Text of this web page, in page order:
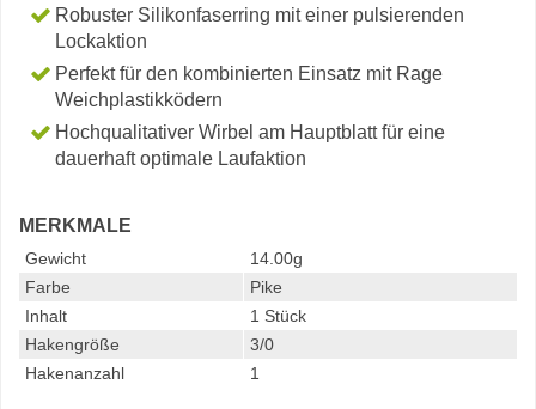
Robuster Silikonfaserring mit einer pulsierenden
Lockaktion
Perfekt für den kombinierten Einsatz mit Rage
Weichplastikködern
Hochqualitativer Wirbel am Hauptblatt für eine
dauerhaft optimale Laufaktion
MERKMALE
Gewicht
14.00g
Farbe
Pike
Inhalt
1 Stück
Hakengröße
3/0
Hakenanzahl
1